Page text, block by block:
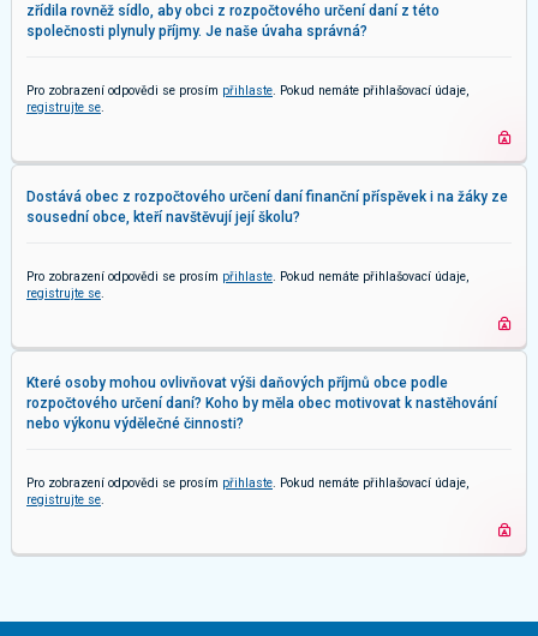
zřídila rovněž sídlo, aby obci z rozpočtového určení daní z této
společnosti plynuly příjmy. Je naše úvaha správná?
Pro zobrazení odpovědi se prosím přihlaste . Pokud nemáte přihlašovací údaje,
registrujte se
Dostává obec z rozpočtového určení daní finanční příspěvek i na žáky ze
sousední obce, kteří navštěvují její školu?
Pro zobrazení odpovědi se prosím přihlaste . Pokud nemáte přihlašovací údaje,
registrujte se
Které osoby mohou ovlivňovat výši daňových příjmů obce podle
rozpočtového určení daní? Koho by měla obec motivovat k nastěhování
nebo výkonu výdělečné činnosti?
Pro zobrazení odpovědi se prosím přihlaste . Pokud nemáte přihlašovací údaje,
registrujte se